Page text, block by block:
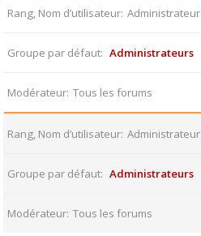
Rang, Nom d’utilisateur Administrateur
Groupe par défaut Administrateurs
Modérateur Tous les forums
Rang, Nom d’utilisateur Administrateur
Groupe par défaut Administrateurs
Modérateur Tous les forums